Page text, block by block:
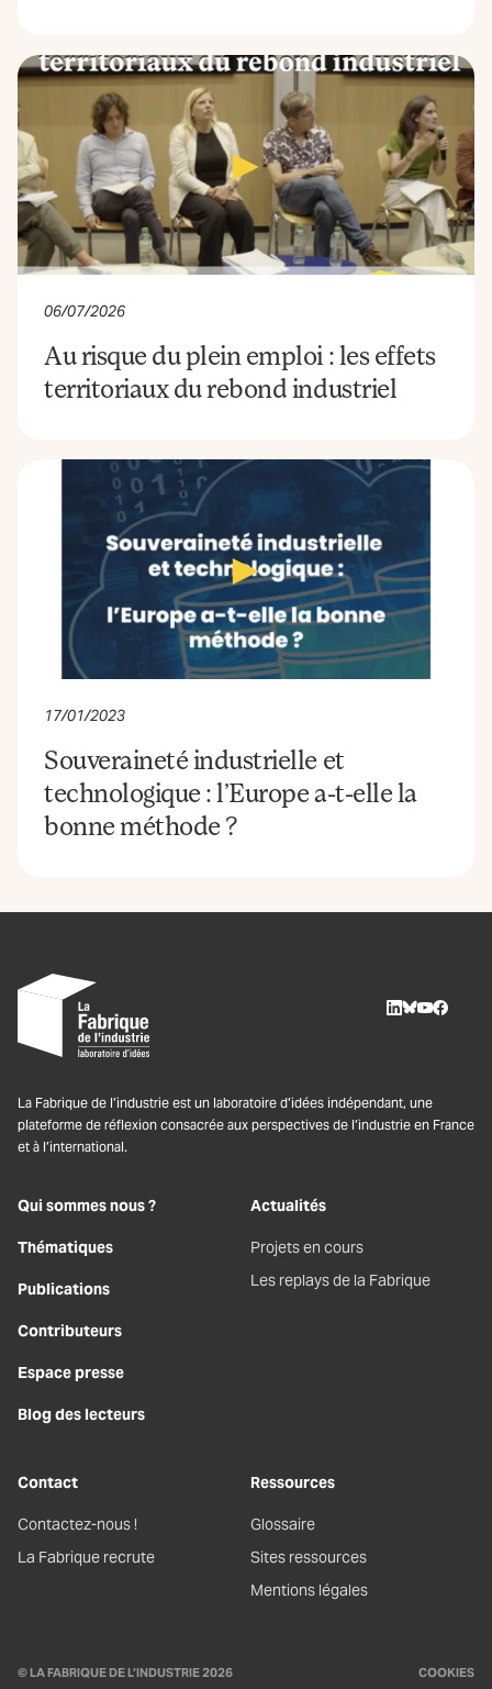
06/07/2026
Au risque du plein emploi : les effets
territoriaux du rebond industriel
17/01/2023
Souveraineté industrielle et
technologique : l’Europe a-t-elle la
bonne méthode ?
La Fabrique de l’industrie est un laboratoire d’idées indépendant, une
plateforme de réflexion consacrée aux perspectives de l’industrie en France
et à l’international.
Qui sommes nous ?
Thématiques
Publications
Contributeurs
Espace presse
Blog des lecteurs
Actualités
Projets en cours
Les replays de la Fabrique
Contact
Contactez-nous !
La Fabrique recrute
Ressources
Glossaire
Sites ressources
Mentions légales
© LA FABRIQUE DE L’INDUSTRIE 2026 COOKIES